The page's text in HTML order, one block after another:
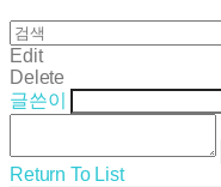
Edit
Delete
글쓴이
Return To List